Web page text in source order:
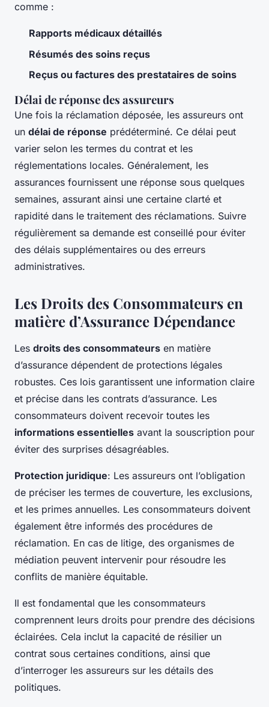
comme :
Rapports médicaux détaillés
Résumés des soins reçus
Reçus ou factures des prestataires de soins
Délai de réponse des assureurs
Une fois la réclamation déposée, les assureurs ont
un délai de réponse prédéterminé. Ce délai peut
varier selon les termes du contrat et les
réglementations locales. Généralement, les
assurances fournissent une réponse sous quelques
semaines, assurant ainsi une certaine clarté et
rapidité dans le traitement des réclamations. Suivre
régulièrement sa demande est conseillé pour éviter
des délais supplémentaires ou des erreurs
administratives.
Les Droits des Consommateurs en
matière d’Assurance Dépendance
Les droits des consommateurs en matière
d’assurance dépendent de protections légales
robustes. Ces lois garantissent une information claire
et précise dans les contrats d’assurance. Les
consommateurs doivent recevoir toutes les
informations essentielles avant la souscription pour
éviter des surprises désagréables.
Protection juridique: Les assureurs ont l’obligation
de préciser les termes de couverture, les exclusions,
et les primes annuelles. Les consommateurs doivent
également être informés des procédures de
réclamation. En cas de litige, des organismes de
médiation peuvent intervenir pour résoudre les
conflits de manière équitable.
Il est fondamental que les consommateurs
comprennent leurs droits pour prendre des décisions
éclairées. Cela inclut la capacité de résilier un
contrat sous certaines conditions, ainsi que
d’interroger les assureurs sur les détails des
politiques.